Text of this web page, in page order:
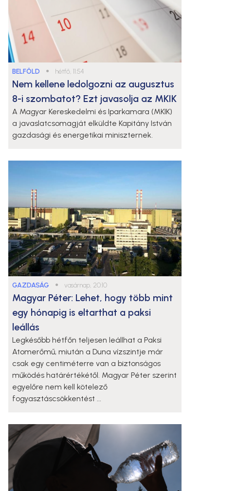
BELFÖLD ● hétfő, 11:54
Nem kellene ledolgozni az augusztus
8-i szombatot? Ezt javasolja az MKIK
A Magyar Kereskedelmi és Iparkamara (MKIK)
a javaslatcsomagját elküldte Kapitány István
gazdasági és energetikai miniszternek.
GAZDASÁG ● vasárnap, 20:10
Magyar Péter: Lehet, hogy több mint
egy hónapig is eltarthat a paksi
leállás
Legkésőbb hétfőn teljesen leállhat a Paksi
Atomerőmű, miután a Duna vízszintje már
csak egy centiméterre van a biztonságos
működés határértékétől. Magyar Péter szerint
egyelőre nem kell kötelező
fogyasztáscsökkentést ...